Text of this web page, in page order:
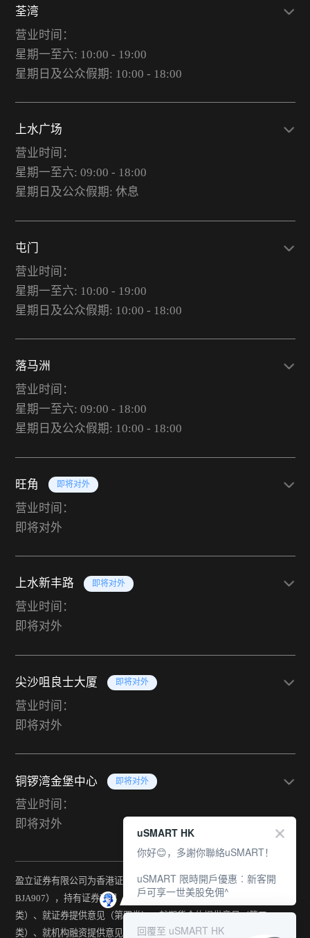
荃湾
营业时间：
星期一至六: 10:00 - 19:00
星期日及公众假期: 10:00 - 18:00
上水广场
营业时间：
星期一至六: 09:00 - 18:00
星期日及公众假期: 休息
屯门
营业时间：
星期一至六: 10:00 - 19:00
星期日及公众假期: 10:00 - 18:00
落马洲
营业时间：
星期一至六: 09:00 - 18:00
星期日及公众假期: 10:00 - 18:00
旺角 即将对外
营业时间：
即将对外
上水新丰路 即将对外
营业时间：
即将对外
尖沙咀良士大厦 即将对外
营业时间：
即将对外
铜锣湾金堡中心 即将对外
营业时间：
即将对外
盈立证券有限公司为香港证监会持牌法团（中央编号：
BJA907），持有证券交易（第一类）、期货合约交易（第二
类）、就证券提供意见（第四类）、就期货合约提供意见（第五
类）、就机构融资提供意见（第六类）及提供资产管理（第九类）
uSMART HK
你好😊，多謝你聯絡uSMART！
uSMART 限時開戶優惠︰新客開
戶可享一世美股免佣^
回覆至 uSMART HK